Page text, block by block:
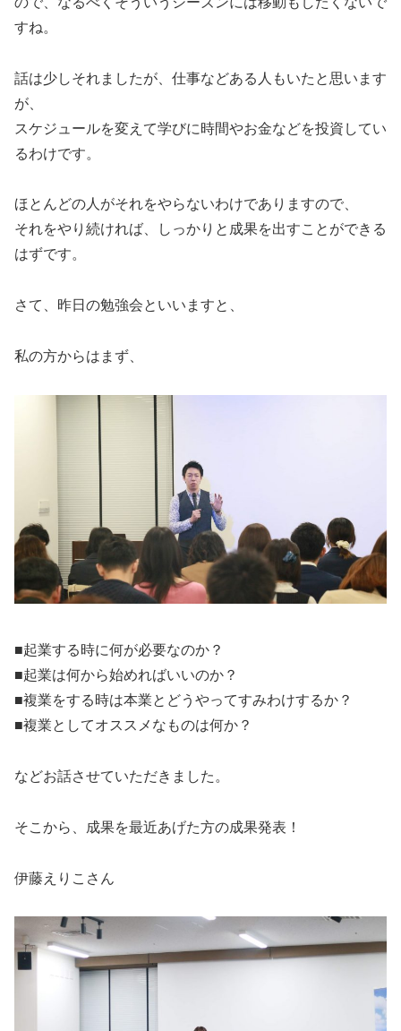
すね。
話は少しそれましたが、仕事などある人もいたと思います
が、
スケジュールを変えて学びに時間やお金などを投資してい
るわけです。
ほとんどの人がそれをやらないわけでありますので、
それをやり続ければ、しっかりと成果を出すことができる
はずです。
さて、昨日の勉強会といいますと、
私の方からはまず、
■起業する時に何が必要なのか？
■起業は何から始めればいいのか？
■複業をする時は本業とどうやってすみわけするか？
■複業としてオススメなものは何か？
などお話させていただきました。
そこから、成果を最近あげた方の成果発表！
伊藤えりこさん